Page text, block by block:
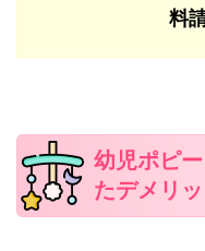
料
幼児ポピ
たデメリッ